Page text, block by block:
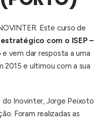
Este curso de
com o ISEP –
e vem dar resposta a uma
e ultimou com a sua
Inovinter, Jorge Peixoto
Foram realizadas as